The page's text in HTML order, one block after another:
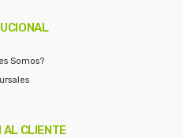
Somos?
AL CLIENTE